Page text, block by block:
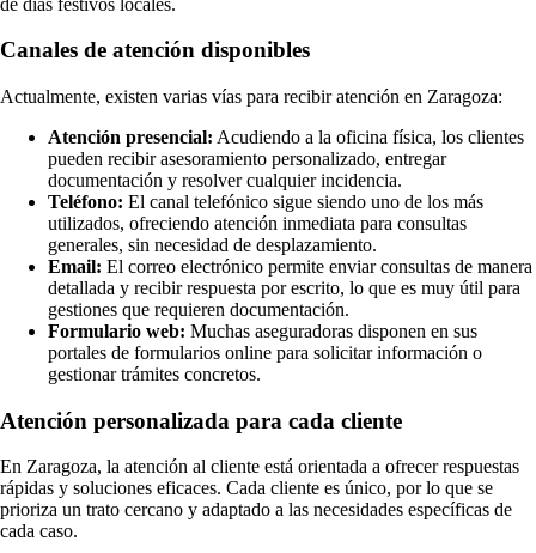
Canales de atención disponibles
Actualmente, existen varias vías para recibir atención en Zaragoza:
Atención presencial: Acudiendo a la oficina física, los clientes
pueden recibir asesoramiento personalizado, entregar
documentación y resolver cualquier incidencia.
Teléfono: El canal telefónico sigue siendo uno de los más
utilizados, ofreciendo atención inmediata para consultas
generales, sin necesidad de desplazamiento.
Email: El correo electrónico permite enviar consultas de manera
detallada y recibir respuesta por escrito, lo que es muy útil para
gestiones que requieren documentación.
Formulario web: Muchas aseguradoras disponen en sus
portales de formularios online para solicitar información o
gestionar trámites concretos.
Atención personalizada para cada cliente
En Zaragoza, la atención al cliente está orientada a ofrecer respuestas
rápidas y soluciones eficaces. Cada cliente es único, por lo que se
prioriza un trato cercano y adaptado a las necesidades específicas de
cada caso.